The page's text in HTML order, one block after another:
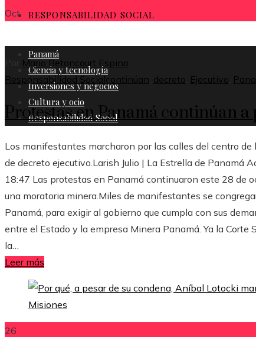
RESPONSABILIDAD SOCIAL
Panamá
Ciencia y tecnología
Inversiones y negocios
Cultura y ocio
Responsabilidad Social
Oct
Por Mario Betancourt Espino
Responsabilidad Socialcontinúan decreto Ejecutivo
Protestas en Panamá continúan
Los manifestantes marcharon por las calles del centro
de decreto ejecutivo.Larish Julio | La Estrella de
18:47 Las protestas en Panamá continuaron este 28 de
una moratoria minera.Miles de manifestantes se
Panamá, para exigir al gobierno que cumpla con sus
entre el Estado y la empresa Minera Panamá. Ya la
la…
Leer más
26